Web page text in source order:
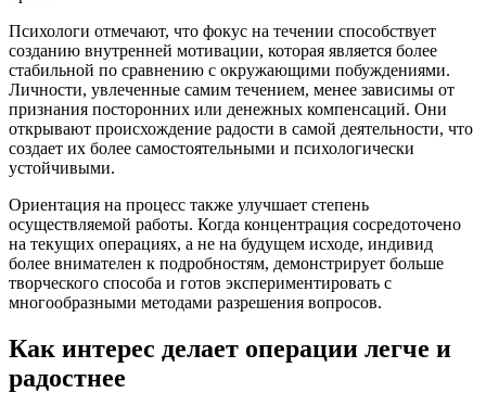
Психологи отмечают, что фокус на течении способствует
созданию внутренней мотивации, которая является более
стабильной по сравнению с окружающими побуждениями.
Личности, увлеченные самим течением, менее зависимы от
признания посторонних или денежных компенсаций. Они
открывают происхождение радости в самой деятельности, что
создает их более самостоятельными и психологически
устойчивыми.
Ориентация на процесс также улучшает степень
осуществляемой работы. Когда концентрация сосредоточено
на текущих операциях, а не на будущем исходе, индивид
более внимателен к подробностям, демонстрирует больше
творческого способа и готов экспериментировать с
многообразными методами разрешения вопросов.
Как интерес делает операции легче и
радостнее